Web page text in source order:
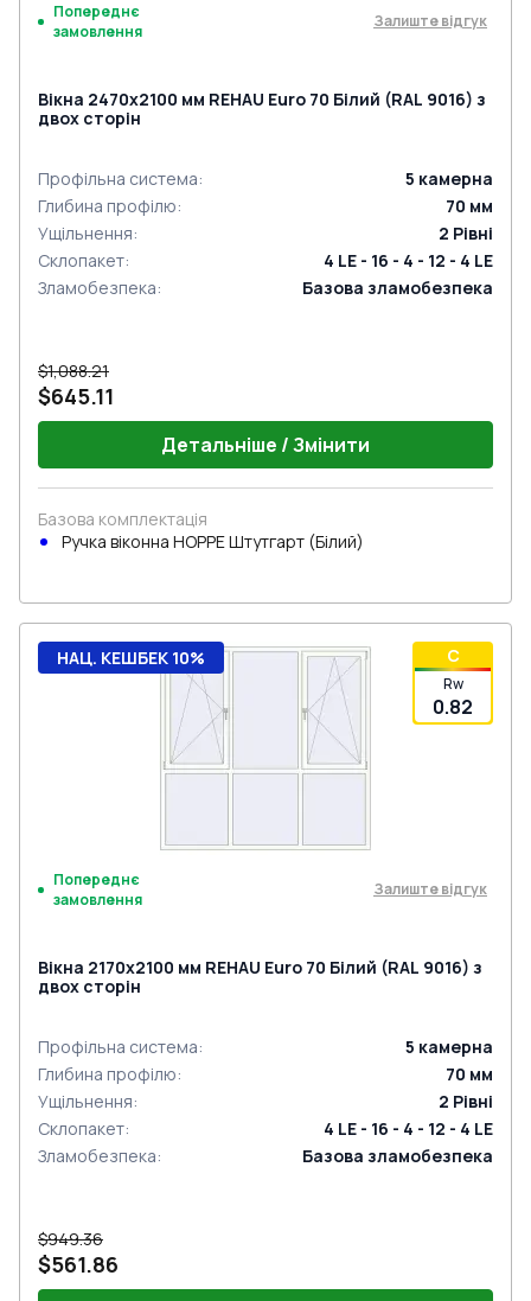
Попереднє
замовлення
Залиште відгук
Вікна 2470x2100 мм REHAU Euro 70 Білий (RAL 9016) з
двох сторін
Профільна система: 5 камерна
Глибина профілю: 70 мм
Ущільнення: 2 Рівні
Склопакет:
4 LE - 16 - 4 - 12 - 4 LE
Зламобезпека: Базова зламобезпека
$1,088.21
$645.11
Детальніше / Змінити
Базова комплектація
Ручка віконна HOPPE Штутгарт (Білий)
C
Rw
0.82
НАЦ. КЕШБЕК 10%
Попереднє
замовлення
Залиште відгук
Вікна 2170x2100 мм REHAU Euro 70 Білий (RAL 9016) з
двох сторін
Профільна система: 5 камерна
Глибина профілю: 70 мм
Ущільнення: 2 Рівні
Склопакет:
4 LE - 16 - 4 - 12 - 4 LE
Зламобезпека: Базова зламобезпека
$949.36
$561.86